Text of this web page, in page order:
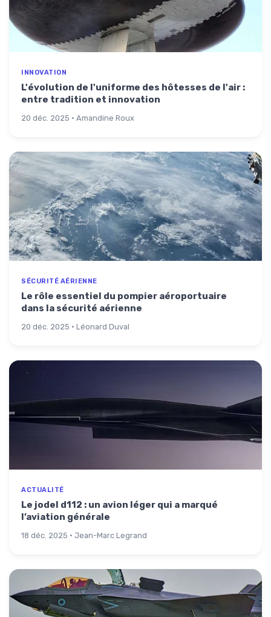
INNOVATION
L'évolution de l'uniforme des hôtesses de l'air :
entre tradition et innovation
20 déc. 2025 · Amandine Roux
SÉCURITÉ AÉRIENNE
Le rôle essentiel du pompier aéroportuaire
dans la sécurité aérienne
20 déc. 2025 · Léonard Duval
ACTUALITÉ
Le jodel d112 : un avion léger qui a marqué
l’aviation générale
18 déc. 2025 · Jean-Marc Legrand